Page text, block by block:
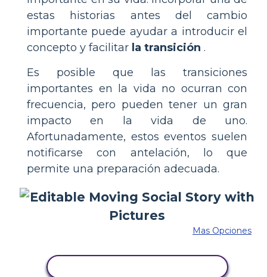
estas historias antes del cambio
importante puede ayudar a introducir el
concepto y facilitar la transición .
Es posible que las transiciones
importantes en la vida no ocurran con
frecuencia, pero pueden tener un gran
impacto en la vida de uno.
Afortunadamente, estos eventos suelen
notificarse con antelación, lo que
permite una preparación adecuada.
Mas Opciones